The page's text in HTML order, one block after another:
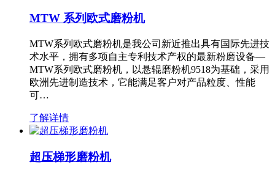
MTW 系列欧式磨粉机
MTW系列欧式磨粉机是我公司新近推出具有国际先进技
术水平，拥有多项自主专利技术产权的最新粉磨设备—
MTW系列欧式磨粉机，以悬辊磨粉机9518为基础，采用
欧洲先进制造技术，它能满足客户对产品粒度、性能
可…
了解详情
超压梯形磨粉机